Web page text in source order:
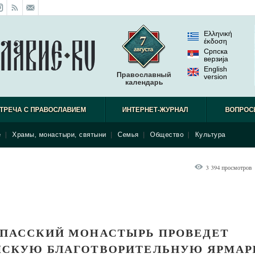
Православный
календарь
Ελληνική
έκδοση
Српска
верзиjа
English
version
С ПРАВОСЛАВИЕМ ИНТЕРНЕТ-ЖУРНАЛ
Храмы, монастыри, святыни Семья Общество Культура
3 394 просмотров
МОНАСТЫРЬ ПРОВЕДЕТ
БЛАГОТВОРИТЕЛЬНУЮ